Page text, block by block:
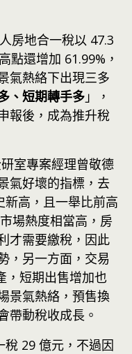
房地合一稅以 47.3
點還增加 61.99%，
氣熱絡下出現三多
、短期轉手多 」，
報後，成為推升稅
室專案經理曾敬德
氣好壞的指標，去
高，且一舉比前高
場熱度相當高，房
才需要繳稅，因此
，另一方面，交易
，短期出售增加也
景氣熱絡，預售換
帶動稅收成長。
稅 29 億元，不過因